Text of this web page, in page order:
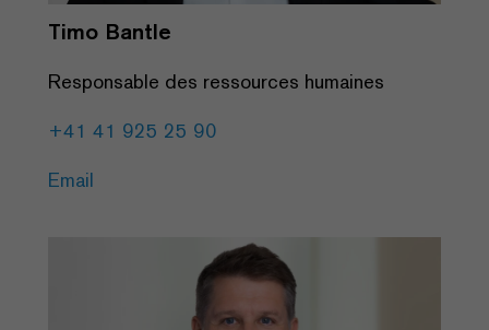
Timo Bantle
Responsable des ressources humaines
+41 41 925 25 90
Email